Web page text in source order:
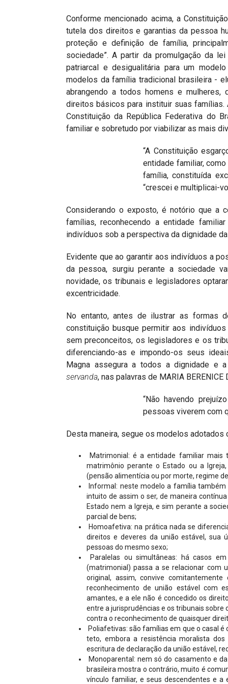
Conforme mencionado acima, a
tutela dos direitos e garantias da pessoa
proteção e definição de família,
sociedade”. A partir da promulgação da
patriarcal e desigualitária para um
modelos da família tradicional brasileira -
abrangendo a todos homens e
direitos básicos para instituir suas famílias.
Constituição da República Federativa do
familiar e sobretudo por viabilizar as mais
“A Constituição
entidade familiar,
família, constituída
“crescei e multiplicai-
Considerando o exposto, é notório que a
famílias, reconhecendo a entidade
indivíduos sob a perspectiva da dignidade
Evidente que ao garantir aos indivíduos a
da pessoa, surgiu perante a sociedade
novidade, os tribunais e legisladores
excentricidade.
No entanto, antes de ilustrar as formas
constituição busque permitir aos
sem preconceitos, os legisladores e os
diferenciando-as e impondo-os seus
Magna assegura a todos a dignidade e
servanda, nas palavras de MARIA BERENICE
“Não havendo
pessoas viverem com
Desta maneira, segue os modelos adotados
Matrimonial: é a entidade familiar
matrimônio perante o Estado ou a
(pensão alimentícia ou por morte, regime
Informal: neste modelo a família
intuito de assim o ser, de maneira
Estado nem a Igreja, e sim perante a
parcial de bens;
Homoafetiva: na prática nada se
direitos e deveres da união estável, sua
pessoas do mesmo sexo;
Paralelas ou simultâneas: há casos
(matrimonial) passa a se relacionar com
original, assim, convive
reconhecimento de união estável com
amantes, e a ele não é concedido os
entre a jurisprudências e os tribunais sobre
contra o reconhecimento de quaisquer
Poliafetivas: são famílias em que o casal
teto, embora a resistência moralista
escritura de declaração da união estável,
Monoparental: nem só do casamento e
brasileira mostra o contrário, muito é
vínculo familiar, e seus descendentes e